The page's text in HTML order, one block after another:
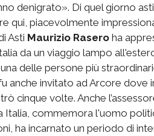
denigrato». Di quel giorno
qui, piacevolmente
Asti Maurizio Rasero ha
da un viaggio lampo
delle persone più
anche invitato ad Arcore dove
cinque volte. Anche
Italia, commemora l'uomo
ha incarnato un periodo di